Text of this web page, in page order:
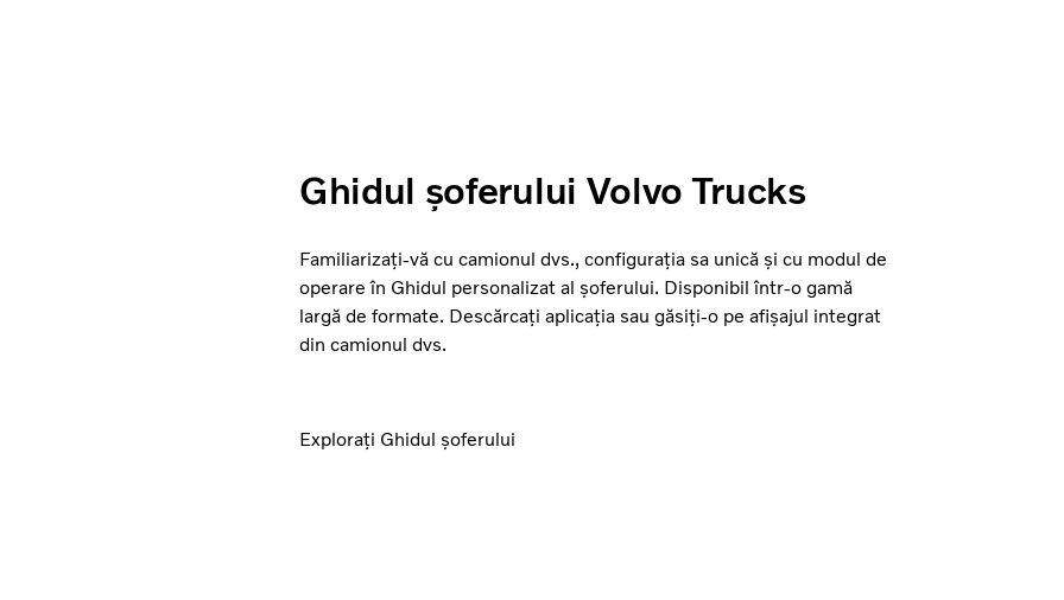
Ghidul șoferului Volvo Trucks
Familiarizați-vă cu camionul dvs., configurația sa unică și cu modul de
operare în Ghidul personalizat al șoferului. Disponibil într-o gamă
largă de formate. Descărcați aplicația sau găsiți-o pe afișajul integrat
din camionul dvs.
Explorați Ghidul șoferului